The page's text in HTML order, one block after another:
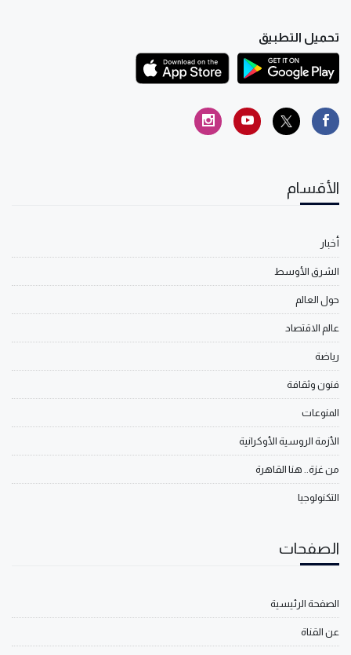
تحميل التطبيق
الأقسام
أخبار
الشرق الأوسط
حول العالم
عالم الاقتصاد
رياضة
فنون وثقافة
المنوعات
الأزمة الروسية الأوكرانية
من غزة.. هنا القاهرة
التكنولوجيا
الصفحات
الصفحة الرئيسية
عن القناة